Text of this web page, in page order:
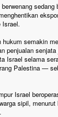
Israel.
hukum semakin
penjualan
Israel selama
Palestina —
Israel
sipil,